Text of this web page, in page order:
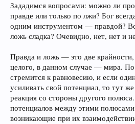
Зададимся вопросами: можно ли
правде или только по лжи? Бог
одним инструментом — правдой?
ложь сладка? Очевидно, нет, нет и
Правда и ложь — это две
целого, в данном случае — мира.
стремится к равновесию, и если
усиливать свой потенциал, то тут
реакция со стороны другого
потенциалов между этими
возникающие при их